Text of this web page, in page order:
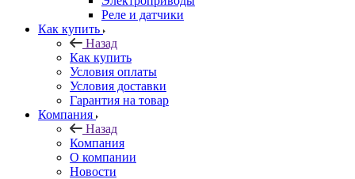
Реле и датчики
Как купить
Назад
Как купить
Условия оплаты
Условия доставки
Гарантия на товар
Компания
Назад
Компания
О компании
Новости